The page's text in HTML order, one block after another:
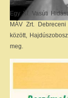
Egy XI. Vasúti
MÁV Zrt.
között,
meg.